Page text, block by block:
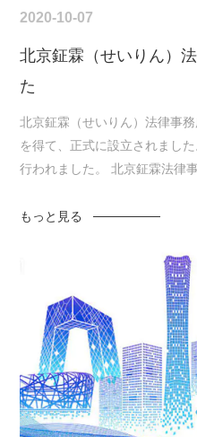
2020-10-07
北京鉦霖（せいりん）
た
北京鉦霖（せいりん）法律事
を得て、正式に設立されまし
行われました。 北京鉦霖法律
もっと見る